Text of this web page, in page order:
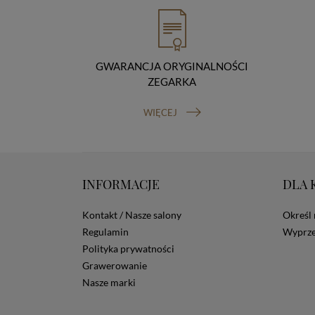
GWARANCJA ORYGINALNOŚCI
ZEGARKA
WIĘCEJ
INFORMACJE
Kontakt / Nasze salony
Regulamin
Polityka prywatności
Grawerowanie
Nasze marki
DLA
Określ